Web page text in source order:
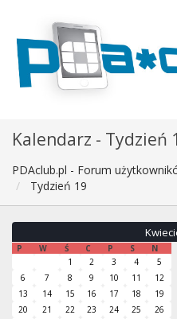
Kalendarz - Tydzień
PDAclub.pl - Forum
Tydzień 19
P W Ś C P S
N
1
2 3 4
5
6
7 8 9 10 11
12
13
14 15 16 17 18
19
20
21 22 23 24 25
26